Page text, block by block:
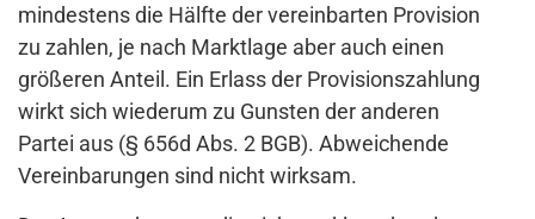
mindestens die Hälfte der vereinbarten Provision
zu zahlen, je nach Marktlage aber auch einen
größeren Anteil. Ein Erlass der Provisionszahlung
wirkt sich wiederum zu Gunsten der anderen
Partei aus (§ 656d Abs. 2 BGB). Abweichende
Vereinbarungen sind nicht wirksam.